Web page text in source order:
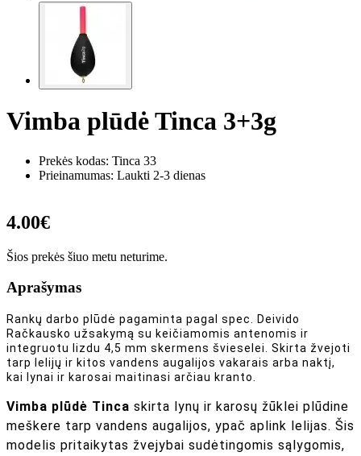
Vimba plūdė Tinca 3+3g
Prekės kodas: Tinca 33
Prieinamumas: Laukti 2-3 dienas
4.00€
Šios prekės šiuo metu neturime.
Aprašymas
Rankų darbo plūdė pagaminta pagal spec. Deivido
Račkausko užsakymą su keičiamomis antenomis ir
integruotu lizdu 4,5 mm skermens švieselei. Skirta žvejoti
tarp lelijų ir kitos vandens augalijos vakarais arba naktį,
kai lynai ir karosai maitinasi arčiau kranto.
Vimba plūdė Tinca skirta lynų ir karosų žūklei plūdine
meškere tarp vandens augalijos, ypač aplink lelijas. Šis
modelis pritaikytas žvejybai sudėtingomis sąlygomis,